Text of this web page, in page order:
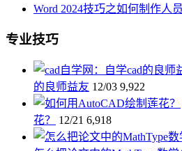
Word 2024技巧之如何制作人
专业技巧
的良师益友 12/03 9,922
花？
12/21 6,918